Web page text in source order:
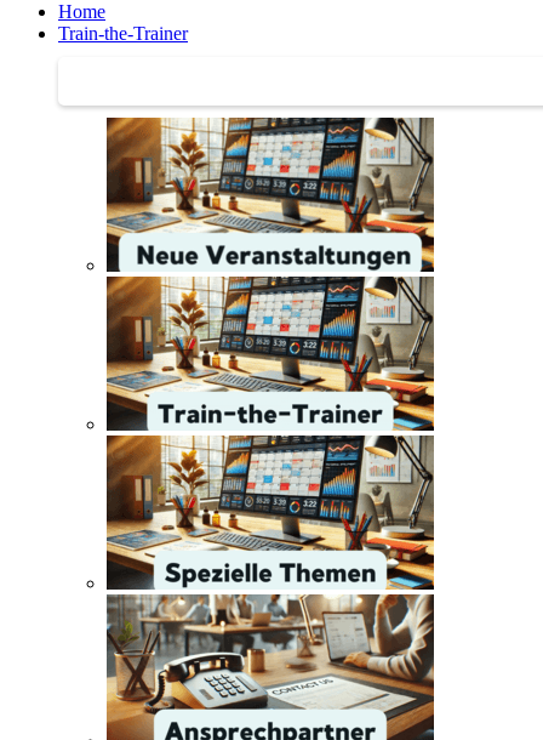
Home
Train-the-Trainer